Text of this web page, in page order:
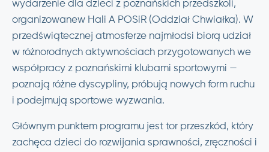
wydarzenie dla dzieci z poznańskich przedszkoli,
organizowanew Hali A POSiR (Oddział Chwiałka). W
przedświątecznej atmosferze najmłodsi biorą udział
w różnorodnych aktywnościach przygotowanych we
współpracy z poznańskimi klubami sportowymi —
poznają różne dyscypliny, próbują nowych form ruchu
i podejmują sportowe wyzwania.
Głównym punktem programu jest tor przeszkód, który
zachęca dzieci do rozwijania sprawności, zręczności i